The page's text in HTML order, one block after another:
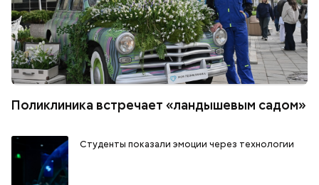
Поликлиника встречает «ландышевым садом»
Студенты показали эмоции через технологии